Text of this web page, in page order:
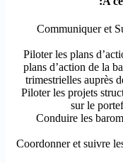
-Communiquer et
-Piloter les plans
plans d’action de la
trimestrielles auprès
-Piloter les projets
sur le
-Conduire les
-Coordonner et suivre